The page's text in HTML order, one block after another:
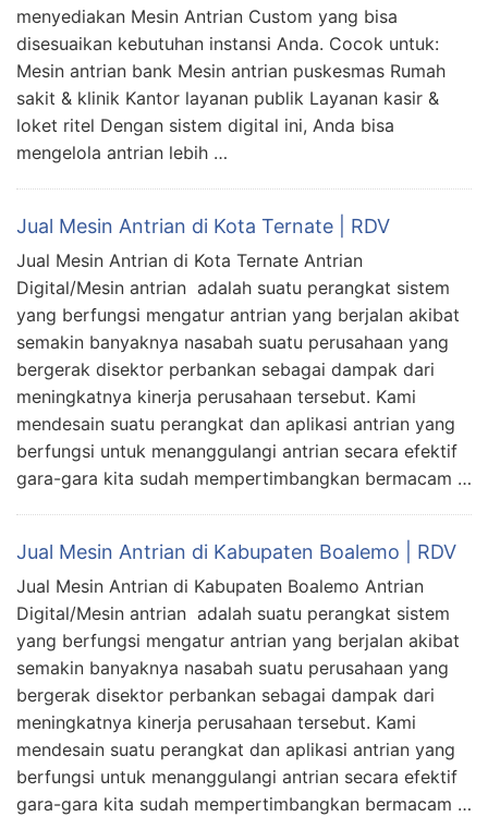
menyediakan Mesin Antrian Custom yang bisa
disesuaikan kebutuhan instansi Anda. Cocok untuk:
Mesin antrian bank Mesin antrian puskesmas Rumah
sakit & klinik Kantor layanan publik Layanan kasir &
loket ritel Dengan sistem digital ini, Anda bisa
mengelola antrian lebih …
Jual Mesin Antrian di Kota Ternate | RDV
Jual Mesin Antrian di Kota Ternate Antrian
Digital/Mesin antrian adalah suatu perangkat sistem
yang berfungsi mengatur antrian yang berjalan akibat
semakin banyaknya nasabah suatu perusahaan yang
bergerak disektor perbankan sebagai dampak dari
meningkatnya kinerja perusahaan tersebut. Kami
mendesain suatu perangkat dan aplikasi antrian yang
berfungsi untuk menanggulangi antrian secara efektif
gara-gara kita sudah mempertimbangkan bermacam …
Jual Mesin Antrian di Kabupaten Boalemo | RDV
Jual Mesin Antrian di Kabupaten Boalemo Antrian
Digital/Mesin antrian adalah suatu perangkat sistem
yang berfungsi mengatur antrian yang berjalan akibat
semakin banyaknya nasabah suatu perusahaan yang
bergerak disektor perbankan sebagai dampak dari
meningkatnya kinerja perusahaan tersebut. Kami
mendesain suatu perangkat dan aplikasi antrian yang
berfungsi untuk menanggulangi antrian secara efektif
gara-gara kita sudah mempertimbangkan bermacam …